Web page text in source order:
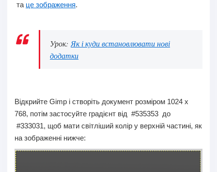
та це зображення.
Урок: Як і куди встановлювати нові
додатки
Відкрийте Gimp і створіть документ розміром 1024 x
768, потім застосуйте градієнт від #535353 до
#333031, щоб мати світліший колір у верхній частині, як
на зображенні нижче: